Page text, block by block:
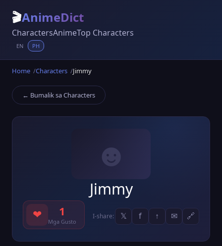
🎬AnimeDict
CharactersAnimeTop Characters
EN PH
Home Characters Jimmy
← Bumalik sa Characters
☻
Jimmy
❤ 1
Mga Gusto
I-share: 𝕏 f ↑ ✉ 🔗